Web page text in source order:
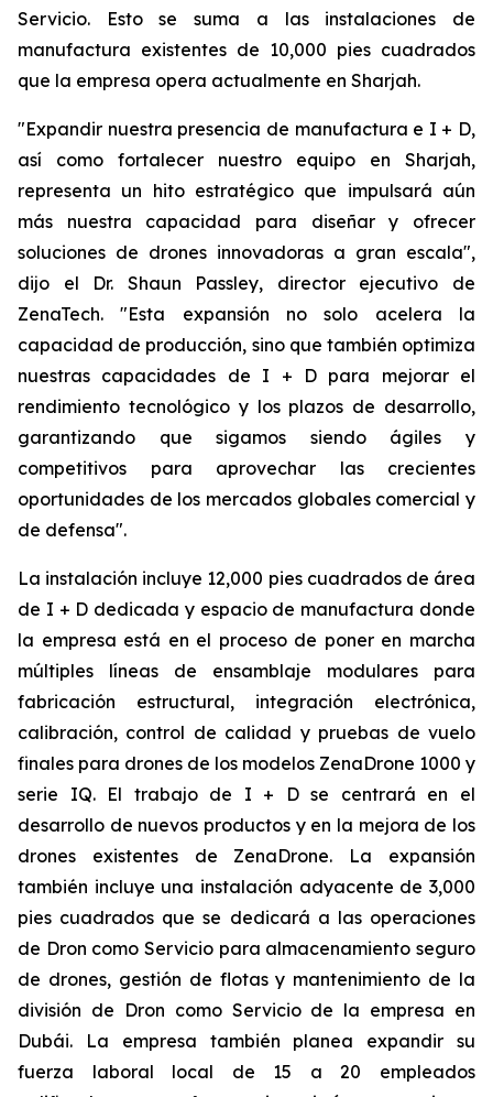
Servicio. Esto se suma a las instalaciones de
manufactura existentes de 10,000 pies cuadrados
que la empresa opera actualmente en Sharjah.
"Expandir nuestra presencia de manufactura e I + D,
así como fortalecer nuestro equipo en Sharjah,
representa un hito estratégico que impulsará aún
más nuestra capacidad para diseñar y ofrecer
soluciones de drones innovadoras a gran escala",
dijo el Dr. Shaun Passley, director ejecutivo de
ZenaTech. "Esta expansión no solo acelera la
capacidad de producción, sino que también optimiza
nuestras capacidades de I + D para mejorar el
rendimiento tecnológico y los plazos de desarrollo,
garantizando que sigamos siendo ágiles y
competitivos para aprovechar las crecientes
oportunidades de los mercados globales comercial y
de defensa".
La instalación incluye 12,000 pies cuadrados de área
de I + D dedicada y espacio de manufactura donde
la empresa está en el proceso de poner en marcha
múltiples líneas de ensamblaje modulares para
fabricación estructural, integración electrónica,
calibración, control de calidad y pruebas de vuelo
finales para drones de los modelos ZenaDrone 1000 y
serie IQ. El trabajo de I + D se centrará en el
desarrollo de nuevos productos y en la mejora de los
drones existentes de ZenaDrone. La expansión
también incluye una instalación adyacente de 3,000
pies cuadrados que se dedicará a las operaciones
de Dron como Servicio para almacenamiento seguro
de drones, gestión de flotas y mantenimiento de la
división de Dron como Servicio de la empresa en
Dubái. La empresa también planea expandir su
fuerza laboral local de 15 a 20 empleados